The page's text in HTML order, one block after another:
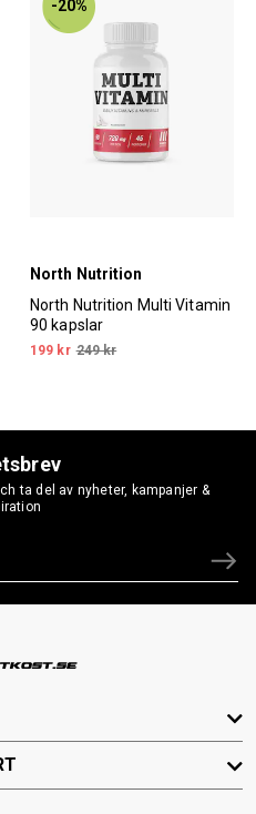
-20%
North Nutrition
North Nutrition Multi Vitamin
90 kapslar
199 kr 249 kr
ta del av nyheter, kampanjer &